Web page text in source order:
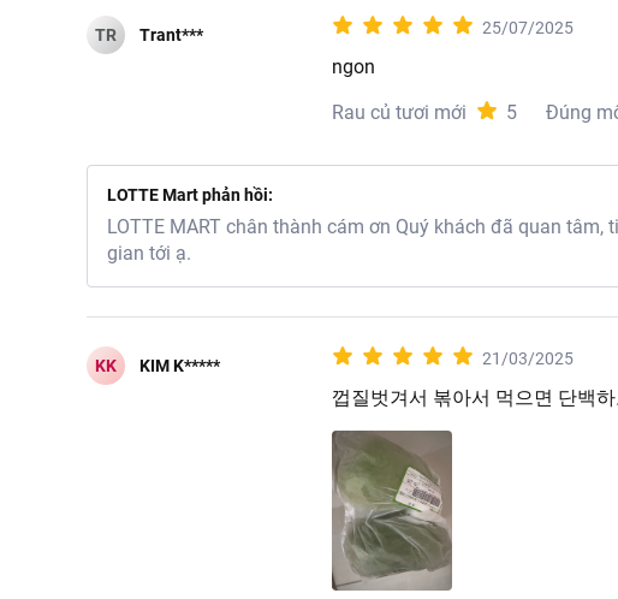
TR Trant*** 25/07/2025
ngon
Rau củ tươi mới
5 Đúng
LOTTE Mart phản hồi:
LOTTE MART chân thành cám ơn Quý khách đã quan
gian tới ạ.
KK KIM K***** 21/03/2025
껍질벗겨서 볶아서 먹으면 단백